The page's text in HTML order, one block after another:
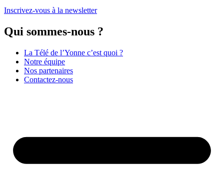
Inscrivez-vous à la newsletter
Qui sommes-nous ?
La Télé de l’Yonne c’est quoi ?
Notre équipe
Nos partenaires
Contactez-nous